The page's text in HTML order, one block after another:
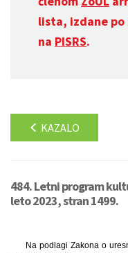
lista, izdane po
na PISRS.
KAZALO
484. Letni program
leto 2023, stran 1499.
Na podlagi Zakona o